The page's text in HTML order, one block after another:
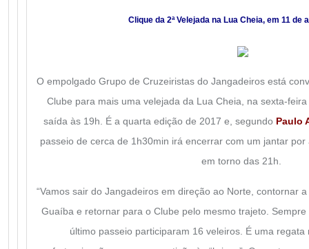
Clique da 2ª Velejada na Lua Cheia, em 11 de
O empolgado Grupo de Cruzeiristas do Jangadeiros está
Clube para mais uma velejada da Lua Cheia, na sexta-
saída às 19h. É a quarta edição de 2017 e, segundo Paulo
passeio de cerca de 1h30min irá encerrar com um jantar
em torno das 21h.
“Vamos sair do Jangadeiros em direção ao Norte, contornar
Guaíba e retornar para o Clube pelo mesmo trajeto.
último passeio participaram 16 veleiros. É uma